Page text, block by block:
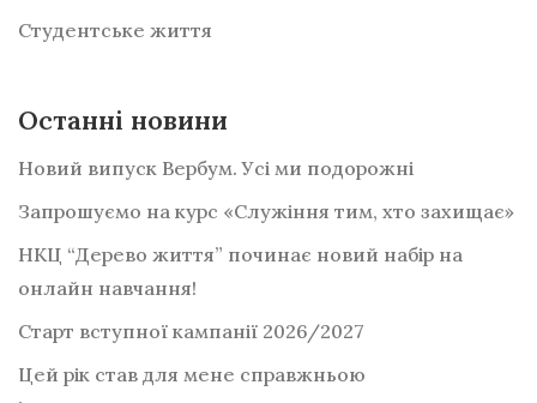
Студентське життя
Останні новини
Новий випуск Вербум. Усі ми подорожні
Запрошуємо на курс «Служіння тим, хто захищає»
НКЦ “Дерево життя” починає новий набір на
онлайн навчання!
Старт вступної кампанії 2026/2027
Цей рік став для мене справжньою